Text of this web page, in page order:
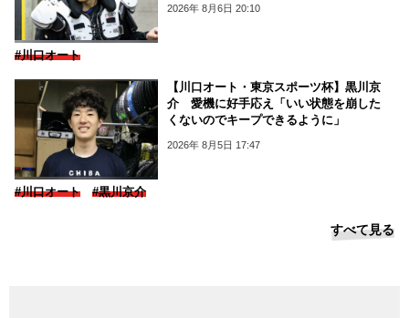
2026年 8月6日 20:10
#川口オート
【川口オート・東京スポーツ杯】黒川京
介 愛機に好手応え「いい状態を崩した
くないのでキープできるように」
2026年 8月5日 17:47
#川口オート #黒川京介
すべて見る